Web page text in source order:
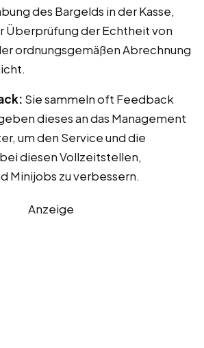
des Bargelds in der Kasse,
Überprüfung der Echtheit von
ordnungsgemäßen Abrechnung
Sie sammeln oft Feedback
dieses an das Management
um den Service und die
diesen Vollzeitstellen,
Minijobs zu verbessern.
Anzeige